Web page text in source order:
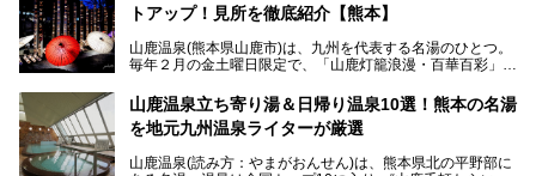
中でも「耕きち(こうきち)の湯」は露天風呂を持たないもの
り一度廃業しましたが、2024年10月に営業再開。数多くの
温泉ファンに注目される名湯です。
今回は再開した耕きちの湯を訪問し、全浴室(男女別大浴
トアップ！見所を徹底紹介【熊本】
山鹿温泉(熊本県山鹿市)は、九州を代表する名湯のひとつ。
毎年２月の金土曜日限定で、「山鹿灯籠浪漫・百華百彩」
ます。和傘や竹、ろうそくなどを用いて、和情緒たっぷりの
ライトアップが無料で楽しめます。
日、の合計8日間開催。今回は地元九州在住の筆者が、その
山鹿温泉立ち寄り湯＆日帰り温泉10選！熊本の名湯
を地元九州温泉ライターが厳選
山鹿温泉(読み方：やまがおんせん)は、熊本県北の平野部に